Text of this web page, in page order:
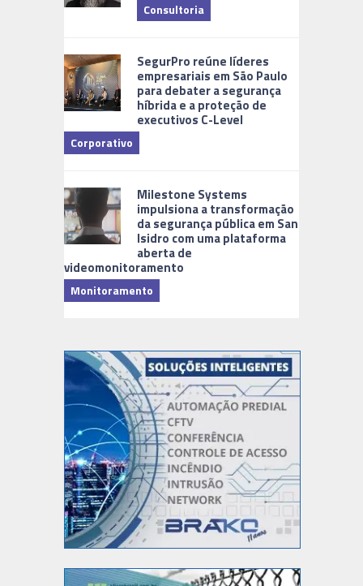
Consultoria
SegurPro reúne líderes
empresariais em São Paulo
para debater a segurança
híbrida e a proteção de
executivos C-Level
Corporativo
Milestone Systems
impulsiona a transformação
da segurança pública em San
Isidro com uma plataforma
aberta de
videomonitoramento
Monitoramento